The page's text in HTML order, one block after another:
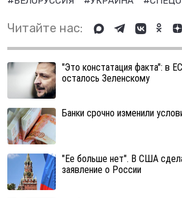
Читайте нас:
"Это констатация факта": в
осталось Зеленскому
Банки срочно изменили
"Ее больше нет". В США
заявление о России